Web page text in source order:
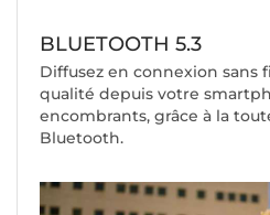
BLUETOOTH 5.3
Diffusez en connexion sans
qualité depuis votre
encombrants, grâce à la
Bluetooth.